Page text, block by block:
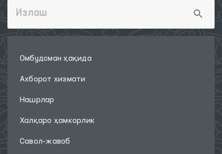
Омбудсман ҳақида
Ахборот хизмати
Нашрлар
Халқаро ҳамкорлик
Савол-жавоб